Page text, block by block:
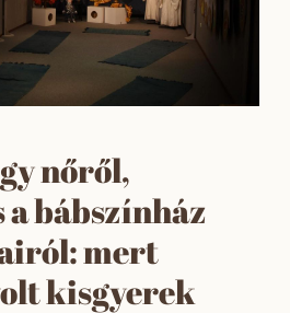
nőről,
bábszínház
mert
kisgyerek